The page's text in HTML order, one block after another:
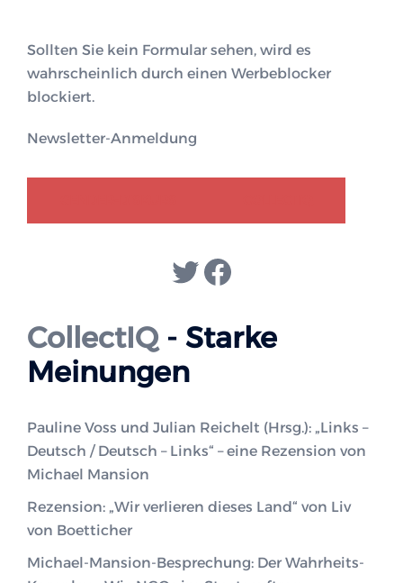
Sollten Sie kein Formular sehen, wird es
wahrscheinlich durch einen Werbeblocker
blockiert.
Newsletter-Anmeldung
Twitter
Facebook
CollectIQ - Starke
Meinungen
Pauline Voss und Julian Reichelt (Hrsg.): „Links –
Deutsch / Deutsch – Links“ – eine Rezension von
Michael Mansion
Rezension: „Wir verlieren dieses Land“ von Liv
von Boetticher
Michael-Mansion-Besprechung: Der Wahrheits-